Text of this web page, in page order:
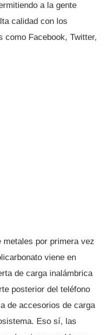
a la gente
calidad con los
como Facebook, Twitter,
metales por primera vez
viene en
de carga inalámbrica
posterior del teléfono
de accesorios de carga
Eso sí­, las